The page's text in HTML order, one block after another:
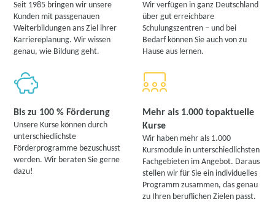
Seit 1985 bringen wir unsere
Kunden mit passgenauen
Weiterbildungen ans Ziel ihrer
Karriereplanung. Wir wissen
genau, wie Bildung geht.
Wir verfügen in ganz Deutschland
über gut erreichbare
Schulungszentren – und bei
Bedarf können Sie auch von zu
Hause aus lernen.
Bis zu 100 % Förderung
Unsere Kurse können durch
unterschiedlichste
Förderprogramme bezuschusst
werden. Wir beraten Sie gerne
dazu!
Mehr als 1.000 topaktuelle
Kurse
Wir haben mehr als 1.000
Kursmodule in unterschiedlichsten
Fachgebieten im Angebot. Daraus
stellen wir für Sie ein individuelles
Programm zusammen, das genau
zu Ihren beruflichen Zielen passt.